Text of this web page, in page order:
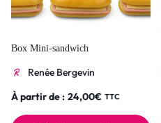
Box Mini-sandwich
Renée Bergevin
À partir de : 24,00€ TTC